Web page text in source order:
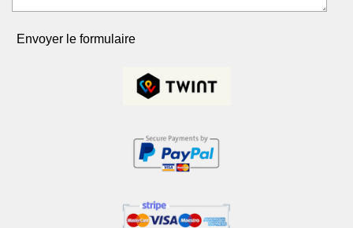
Envoyer le formulaire